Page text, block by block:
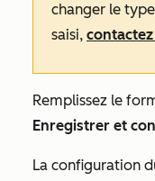
changer le
saisi,
Remplissez le
Enregistrer et
La configuration